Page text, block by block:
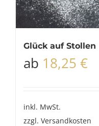
Glück auf Stollen
ab 18,25 €
inkl. MwSt.
zzgl. Versandkosten